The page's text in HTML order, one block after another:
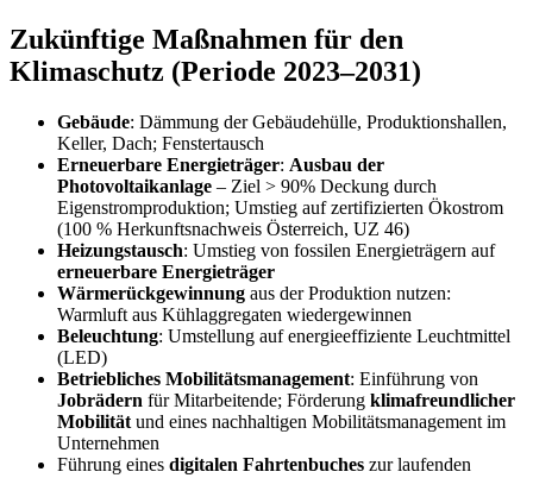
Zukünftige Maßnahmen für den
Klimaschutz (Periode 2023–2031)
Gebäude: Dämmung der Gebäudehülle, Produktionshallen,
Keller, Dach; Fenstertausch
Erneuerbare Energieträger: Ausbau der
Photovoltaikanlage – Ziel > 90% Deckung durch
Eigenstromproduktion; Umstieg auf zertifizierten Ökostrom
(100 % Herkunftsnachweis Österreich, UZ 46)
Heizungstausch: Umstieg von fossilen Energieträgern auf
erneuerbare Energieträger
Wärmerückgewinnung aus der Produktion nutzen:
Warmluft aus Kühlaggregaten wiedergewinnen
Beleuchtung: Umstellung auf energieeffiziente Leuchtmittel
(LED)
Betriebliches Mobilitätsmanagement: Einführung von
Jobrädern für Mitarbeitende; Förderung klimafreundlicher
Mobilität und eines nachhaltigen Mobilitätsmanagement im
Unternehmen
Führung eines digitalen Fahrtenbuches zur laufenden